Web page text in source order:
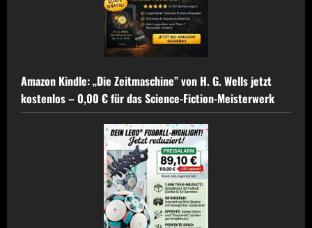
Amazon Kindle: „Die Zeitmaschine” von H. G. Wells jetzt
kostenlos – 0,00 € für das Science-Fiction-Meisterwerk